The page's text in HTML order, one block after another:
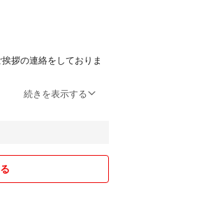
拶の連絡をしておりま
い場合も御座います。
。
。
続きを表示する